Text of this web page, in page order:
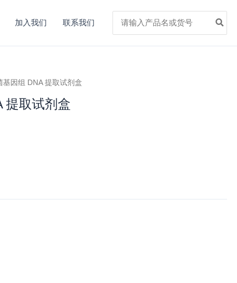
加入我们 联系我们
for:
基因组 DNA 提取试剂盒
提取试剂盒